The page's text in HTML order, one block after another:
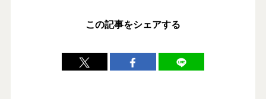
この記事をシェアする